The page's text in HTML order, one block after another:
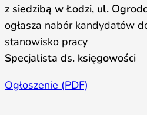
z siedzibą w Łodzi, ul.
ogłasza nabór kandydatów
stanowisko pracy
Specjalista ds. księgowości
Ogłoszenie (PDF)